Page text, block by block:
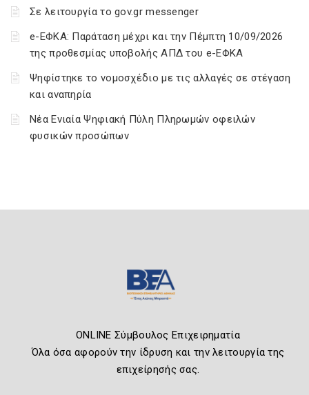
Σε λειτουργία το gov.gr messenger
e-ΕΦΚΑ: Παράταση μέχρι και την Πέμπτη 10/09/2026
της προθεσμίας υποβολής ΑΠΔ του e-ΕΦΚΑ
Ψηφίστηκε το νομοσχέδιο με τις αλλαγές σε στέγαση
και αναπηρία
Νέα Ενιαία Ψηφιακή Πύλη Πληρωμών οφειλών
φυσικών προσώπων
ONLINE Σύμβουλος Επιχειρηματία
Όλα όσα αφορούν την ίδρυση και την λειτουργία της
επιχείρησής σας.